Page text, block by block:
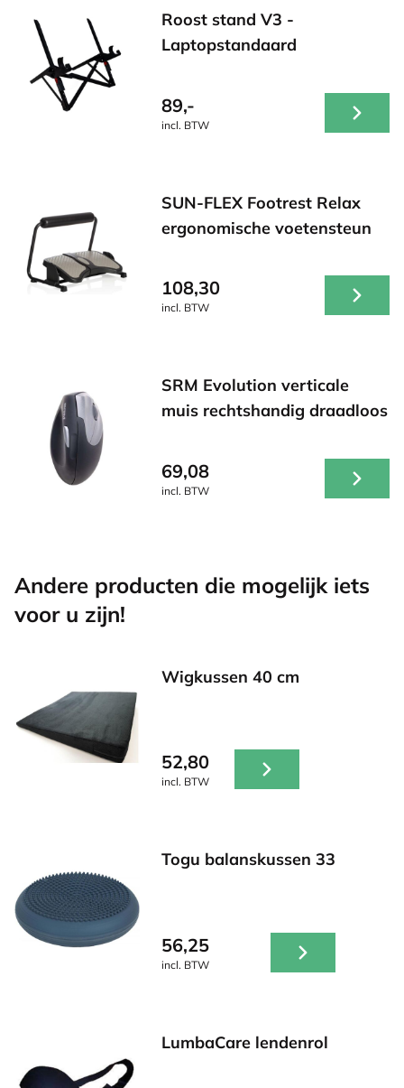
Roost stand V3 -
Laptopstandaard
89,-
incl. BTW
SUN-FLEX Footrest Relax
ergonomische voetensteun
108,30
incl. BTW
SRM Evolution verticale
muis rechtshandig draadloos
69,08
incl. BTW
Andere producten die mogelijk iets
voor u zijn!
Wigkussen 40 cm
52,80
incl. BTW
Togu balanskussen 33
56,25
incl. BTW
LumbaCare lendenrol